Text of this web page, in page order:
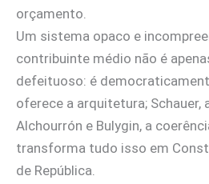
orçamento.
Um sistema opaco e
contribuinte médio não é
defeituoso: é
oferece a arquitetura; Schauer,
Alchourrón e Bulygin, a
transforma tudo isso em
de República.